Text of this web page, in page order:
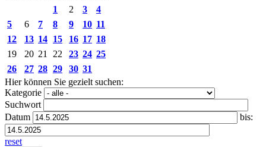
1
2 3
4
5
6 7 8 9 10 11
12
13 14 15 16 17 18
19
20 21 22 23 24 25
26
27 28 29 30 31
Hier können Sie gezielt suchen:
Kategorie
Suchwort
Datum
bis:
reset